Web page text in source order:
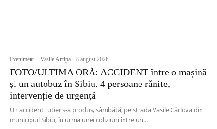
Eveniment Vasile Antipa -8 august 2026
FOTO/ULTIMA ORĂ: ACCIDENT între o mașină
și un autobuz în Sibiu. 4 persoane rănite,
intervenție de urgență
Un accident rutier s-a produs, sâmbătă, pe strada Vasile Cârlova din
municipiul Sibiu, în urma unei coliziuni între un...